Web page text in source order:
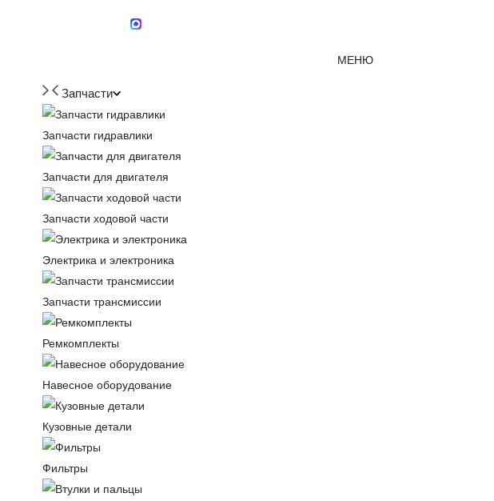
Мессенджер MAX
МЕНЮ
Запчасти
Запчасти гидравлики
Запчасти для двигателя
Запчасти ходовой части
Электрика и электроника
Запчасти трансмиссии
Ремкомплекты
Навесное оборудование
Кузовные детали
Фильтры